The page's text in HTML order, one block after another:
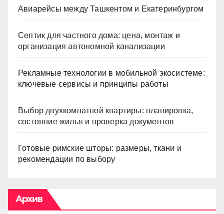
Авиарейсы между Ташкентом и Екатеринбургом
Септик для частного дома: цена, монтаж и
организация автономной канализации
Рекламные технологии в мобильной экосистеме:
ключевые сервисы и принципы работы
Выбор двухкомнатной квартиры: планировка,
состояние жилья и проверка документов
Готовые римские шторы: размеры, ткани и
рекомендации по выбору
Архив